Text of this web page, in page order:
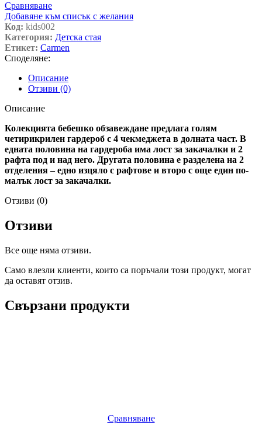
Сравняване
Добавяне към списък с желания
Код: kids002
Категория: Детска стая
Етикет: Carmen
Споделяне:
Описание
Отзиви (0)
Описание
Колекцията бебешко обзавеждане предлага голям
четирикрилен гардероб с 4 чекмеджета в долната част. В
едната половина на гардероба има лост за закачалки и 2
рафта под и над него. Другата половина е разделена на 2
отделения – едно изцяло с рафтове и второ с още един по-
малък лост за закачалки.
Отзиви (0)
Отзиви
Все още няма отзиви.
Само влезли клиенти, които са поръчали този продукт, могат
да оставят отзив.
Свързани продукти
Сравняване